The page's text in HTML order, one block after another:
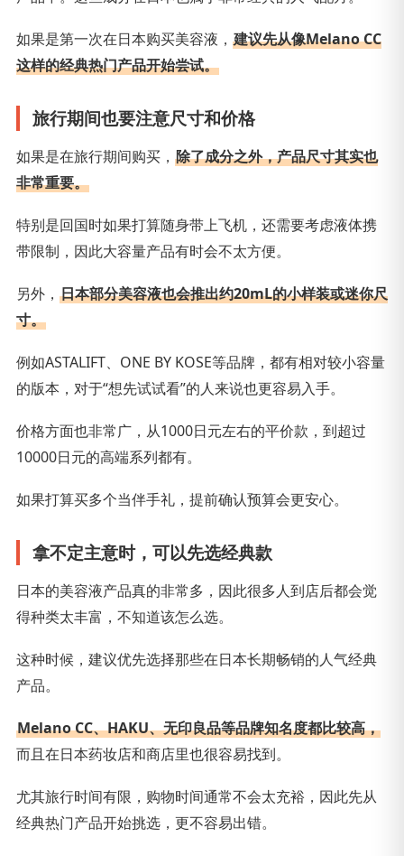
如果是第一次在日本购买美容液， 建议先从像Melano CC
这样的经典热门产品开始尝试。
旅行期间也要注意尺寸和价格
如果是在旅行期间购买， 除了成分之外，产品尺寸其实也
非常重要。
特别是回国时如果打算随身带上飞机，还需要考虑液体携
带限制，因此大容量产品有时会不太方便。
另外， 日本部分美容液也会推出约20mL的小样装或迷你尺
寸。
例如ASTALIFT、ONE BY KOSE等品牌，都有相对较小容量
的版本，对于“想先试试看”的人来说也更容易入手。
价格方面也非常广，从1000日元左右的平价款，到超过
10000日元的高端系列都有。
如果打算买多个当伴手礼，提前确认预算会更安心。
拿不定主意时，可以先选经典款
日本的美容液产品真的非常多，因此很多人到店后都会觉
得种类太丰富，不知道该怎么选。
这种时候，建议优先选择那些在日本长期畅销的人气经典
产品。
Melano CC、HAKU、无印良品等品牌知名度都比较高，
而且在日本药妆店和商店里也很容易找到。
尤其旅行时间有限，购物时间通常不会太充裕，因此先从
经典热门产品开始挑选，更不容易出错。